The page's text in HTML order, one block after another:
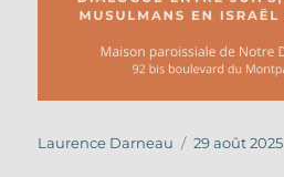
Auteur
Laurence Darneau
Publié
29 août 2025